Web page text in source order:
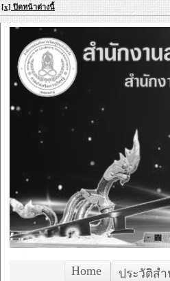
[x] ปิดหน้าต่างนี้
Home ประวัติส